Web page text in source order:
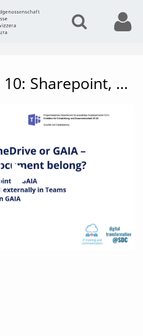
M365 Video Hack 10: Sharepoint, Onedrive or GAIA – where does my document belong?